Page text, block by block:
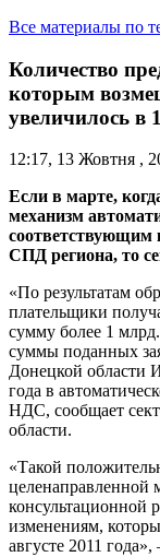
Все материалы по
Количество
которым
увеличилось в
12:17, 13 Жовтня ,
Если в марте,
механизм
соответствующим
СПД региона, то
«По результатам
плательщики
сумму более 1
суммы поданных
Донецкой области
года в
НДС, сообщает
области.
«Такой
целенаправленной
консультационной
изменениям,
августе 2011